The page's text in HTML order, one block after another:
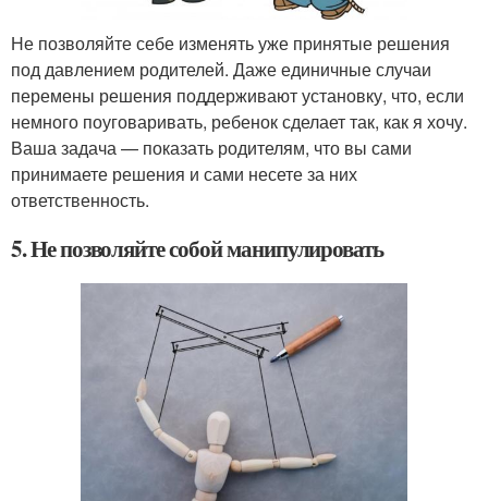
Не позволяйте себе изменять уже принятые решения
под давлением родителей. Даже единичные случаи
перемены решения поддерживают установку, что, если
немного поуговаривать, ребенок сделает так, как я хочу.
Ваша задача — показать родителям, что вы сами
принимаете решения и сами несете за них
ответственность.
5. Не позволяйте собой манипулировать